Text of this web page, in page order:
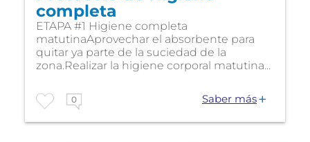
completa
ETAPA #1 Higiene completa
matutinaAprovechar el absorbente para
quitar ya parte de la suciedad de la
zona.Realizar la higiene corporal matutina...
0 Saber más